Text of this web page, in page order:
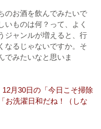
のお酒を飲んでみたいで
いものは何？って、よく
ジャンルが増えると、行
なるじゃないですか。そ
でみたいなと思いま
月30日の「今日こそ掃除
お洗濯日和だね！（しな